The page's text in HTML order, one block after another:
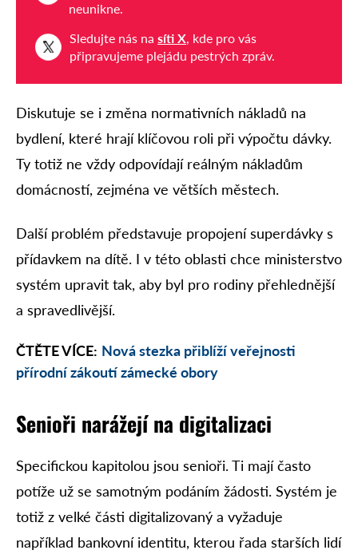
neunikne.
Sledujte nás na síti X, kde pro vás
připravujeme plejádu pestrých zpráv.
Diskutuje se i změna normativních nákladů na
bydlení, které hrají klíčovou roli při výpočtu dávky.
Ty totiž ne vždy odpovídají reálným nákladům
domácností, zejména ve větších městech.
Další problém představuje propojení superdávky s
přídavkem na dítě. I v této oblasti chce ministerstvo
systém upravit tak, aby byl pro rodiny přehlednější
a spravedlivější.
ČTĚTE VÍCE: Nová stezka přiblíží veřejnosti
přírodní zákoutí zámecké obory
Senioři narážejí na digitalizaci
Specifickou kapitolou jsou senioři. Ti mají často
potíže už se samotným podáním žádosti. Systém je
totiž z velké části digitalizovaný a vyžaduje
například bankovní identitu, kterou řada starších lidí